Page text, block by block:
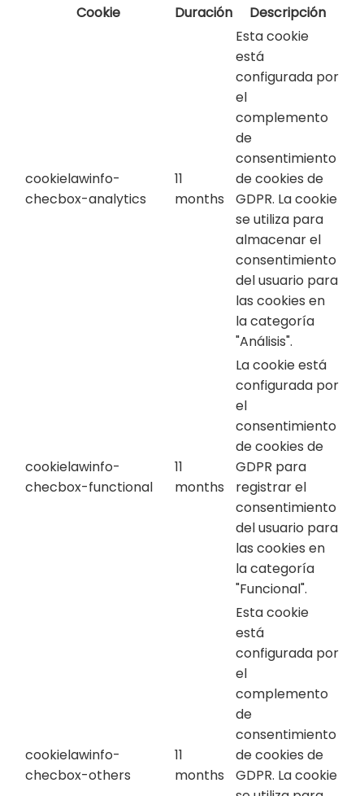
Cookie
Duración Descripción
cookielawinfo-
checbox-analytics
11
months
Esta cookie
está
configurada por
el
complemento
de
consentimiento
de cookies de
GDPR. La cookie
se utiliza para
almacenar el
consentimiento
del usuario para
las cookies en
la categoría
"Análisis".
cookielawinfo-
checbox-functional
11
months
La cookie está
configurada por
el
consentimiento
de cookies de
GDPR para
registrar el
consentimiento
del usuario para
las cookies en
la categoría
"Funcional".
cookielawinfo-
checbox-others
11
months
Esta cookie
está
configurada por
el
complemento
de
consentimiento
de cookies de
GDPR. La cookie